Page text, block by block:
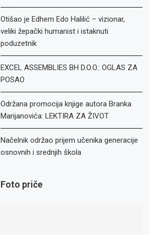
Otišao je Edhem Edo Halilić – vizionar,
veliki žepački humanist i istaknuti
poduzetnik
EXCEL ASSEMBLIES BH D.O.O.: OGLAS ZA
POSAO
Održana promocija knjige autora Branka
Marijanovića: LEKTIRA ZA ŽIVOT
Načelnik održao prijem učenika generacije
osnovnih i srednjih škola
Foto priče